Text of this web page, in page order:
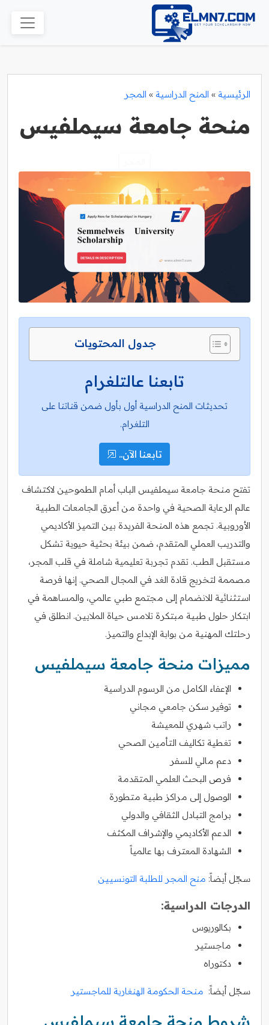
الرئيسية » المنح الدراسية » المجر
منحة جامعة سيملفيس
جدول المحتويات
تابعنا عالتلغرام
تحديثات المنح الدراسية أول بأول ضمن قناتنا على
التلغرام.
تابعنا الآن..
تفتح منحة جامعة سيملفيس الباب أمام الطموحين لاكتشاف
عالم الرعاية الصحية في واحدة من أعرق الجامعات الطبية
الأوروبية. تجمع هذه المنحة الفريدة بين التميز الأكاديمي
والتدريب العملي المتقدم، ضمن بيئة بحثية حيوية تشكل
مستقبل الطب. تقدم تجربة تعليمية شاملة في قلب المجر،
مصممة لتخريج قادة الغد في المجال الصحي. إنها فرصة
استثنائية للانضمام إلى مجتمع طبي عالمي، والمساهمة في
ابتكار حلول طبية مبتكرة تلامس حياة الملايين. انطلق في
رحلتك المهنية من بوابة الإبداع والتميز.
مميزات منحة جامعة سيملفيس
الإعفاء الكامل من الرسوم الدراسية
توفير سكن جامعي مجاني
راتب شهري للمعيشة
تغطية تكاليف التأمين الصحي
دعم مالي للسفر
فرص البحث العلمي المتقدمة
الوصول إلى مراكز طبية متطورة
برامج التبادل الثقافي والدولي
الدعم الأكاديمي والإشراف المكثف
الشهادة المعترف بها عالمياً
سجّل أيضاً: منح المجر للطلبة التونسيين
الدرجات الدراسية:
بكالوريوس
ماجستير
دكتوراه
سجّل أيضاً: منحة الحكومة الهنغارية للماجستير
شروط منحة جامعة سيملفيس